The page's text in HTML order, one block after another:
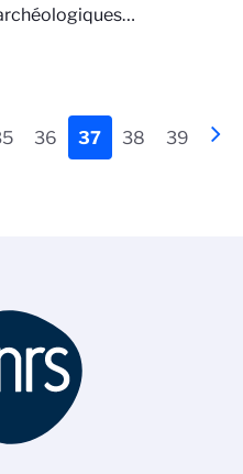
Page
36
Page
actuelle
37 Page
38 Page
39 ››